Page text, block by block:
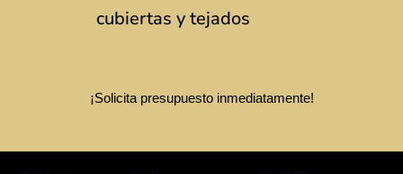
cubiertas y tejados
¡Solicita presupuesto inmediatamente!